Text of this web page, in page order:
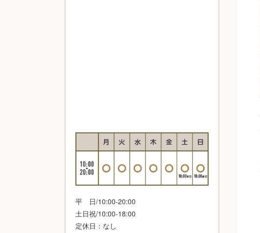
平 日/10:00-20:00
土日祝/10:00-18:00
定休日：なし